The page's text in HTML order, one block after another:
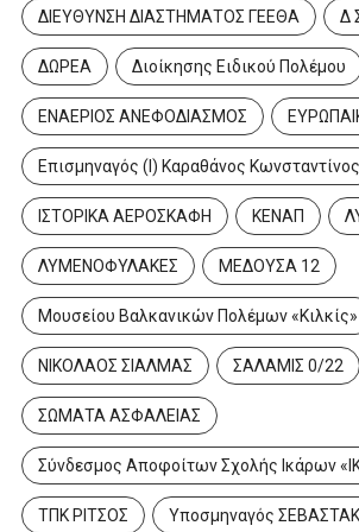
ΔΙΕΥΘΥΝΣΗ ΔΙΑΣΤΗΜΑΤΟΣ ΓΕΕΘΑ Δ
ΔΩΡΕΑ Διοίκησης Ειδικού Πολέμου
ΕΝΑΕΡΙΟΣ ΑΝΕΦΟΔΙΑΣΜΟΣ
Επισμηναγός (Ι) Καραθάνος Κωνσταντίνος
ΙΣΤΟΡΙΚΑ ΑΕΡΟΣΚΑΦΗ ΚΕΝΑΠ
ΛΥΜΕΝΟΦΥΛΑΚΕΣ ΜΕΔΟΥΣΑ 12
Μουσείου Βαλκανικών Πολέμων «Κιλκίς»
ΝΙΚΟΛΑΟΣ ΣΙΑΛΜΑΣ ΣΑΛΑΜΙΣ 0/22
ΣΩΜΑΤΑ ΑΣΦΑΛΕΙΑΣ
Σύνδεσμος Αποφοίτων Σχολής Ικάρων
ΤΠΚ ΡΙΤΣΟΣ Υποσμηναγός